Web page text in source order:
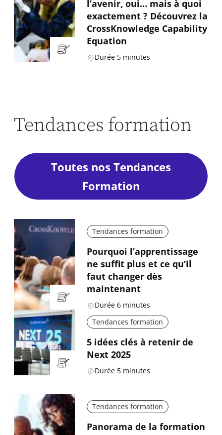
l’avenir, oui… mais à quoi
exactement ? Découvrez la
CrossKnowledge Capability
Equation
Durée 5 minutes
Tendances formation
Toutes nos Tendances
Formation
Tendances formation
Pourquoi l’apprentissage
ne suffit plus et ce qu’il
faut changer dès
maintenant
Durée 6 minutes
Tendances formation
5 idées clés à retenir de
Next 2025
Durée 5 minutes
Tendances formation
Panorama de la formation